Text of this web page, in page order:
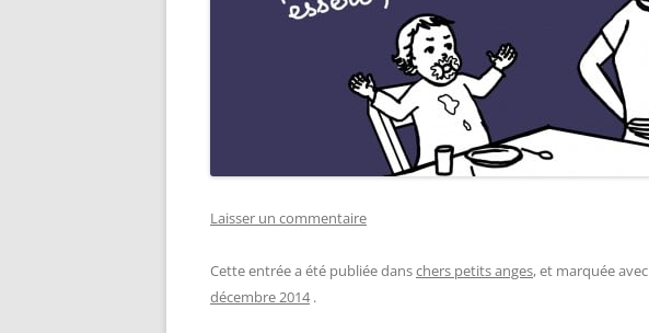
Laisser un commentaire
Cette entrée a été publiée danschers petits anges, et marquée avec
décembre 2014 .